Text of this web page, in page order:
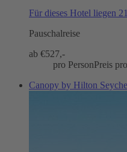
Für dieses Hotel liegen
Pauschalreise
ab €527,-
pro PersonPreis
Canopy by Hilton